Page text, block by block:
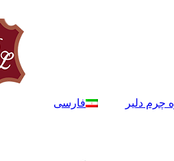
چرم دلیر
فارسی